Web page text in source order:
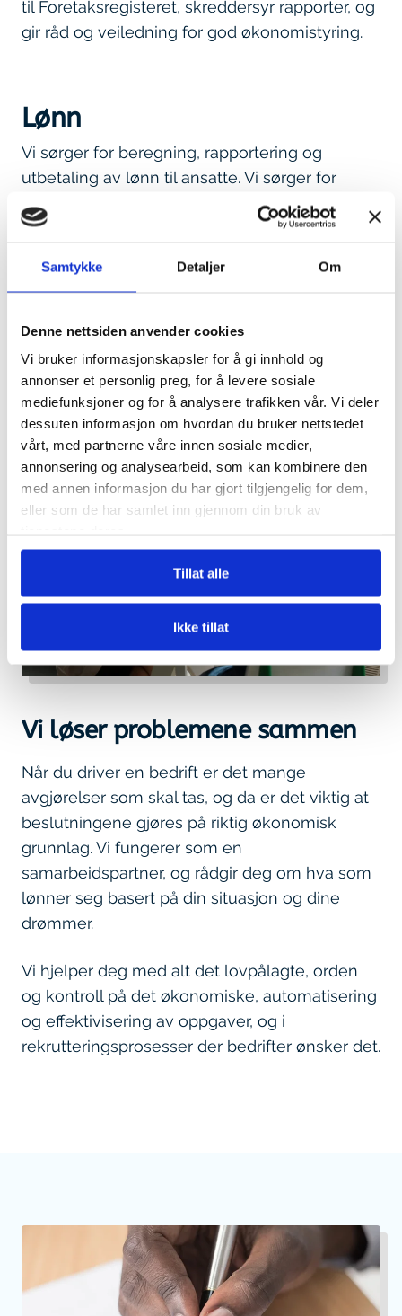
Samtykke Detaljer Om
Denne nettsiden anvender cookies
Vi bruker informasjonskapsler for å gi innhold og
annonser et personlig preg, for å levere sosiale
mediefunksjoner og for å analysere trafikken vår. Vi deler
dessuten informasjon om hvordan du bruker nettstedet
vårt, med partnerne våre innen sosiale medier,
annonsering og analysearbeid, som kan kombinere den
med annen informasjon du har gjort tilgjengelig for dem,
eller som de har samlet inn gjennom din bruk av
Tillat alle
Ikke tillat
til Foretaksregisteret, skreddersyr rapporter, og
gir råd og veiledning for god økonomistyring.
Lønn
Vi sørger for beregning, rapportering og
utbetaling av lønn til ansatte. Vi sørger for
automatisering og effektivisering av prosesser,
oppfølging av pensjon, personalforsikringer,
Vi løser problemene sammen
Når du driver en bedrift er det mange
avgjørelser som skal tas, og da er det viktig at
beslutningene gjøres på riktig økonomisk
grunnlag. Vi fungerer som en
samarbeidspartner, og rådgir deg om hva som
lønner seg basert på din situasjon og dine
drømmer.
Vi hjelper deg med alt det lovpålagte, orden
og kontroll på det økonomiske, automatisering
og effektivisering av oppgaver, og i
rekrutteringsprosesser der bedrifter ønsker det.